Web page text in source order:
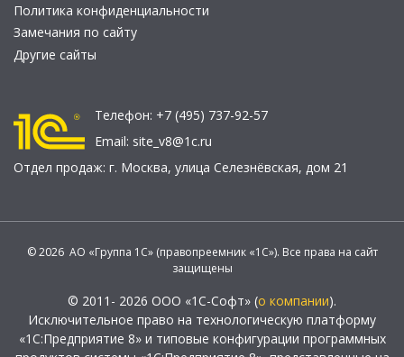
Политика конфиденциальности
Замечания по сайту
Другие сайты
Телефон: +7 (495) 737-92-57
Email: site_v8@1c.ru
Отдел продаж: г. Москва, улица Селезнёвская, дом 21
© 2026 АО «Группа 1С» (правопреемник «1С»). Все права на сайт
защищены
© 2011- 2026 ООО «1С-Софт» (о компании).
Исключительное право на технологическую платформу
«1С:Предприятие 8» и типовые конфигурации программных